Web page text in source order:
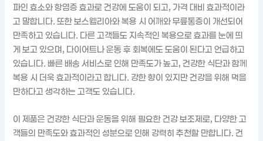
파인 효소와 항염증 효과로 건강에 도움이 되고, 가격 대비 효과적이라
고 말합니다. 또한 보스웰리아와 복용 시 어깨와 무릎통증이 개선되어
만족하고 있습니다. 다른 고객들도 지속적인 복용으로 효과를 눈에 띄
게 보고 있으며, 다이어트나 운동 후 회복에도 도움이 된다고 언급하고
있습니다. 빠른 배송 서비스로 인해 만족도가 높고, 건강한 식단과 함께
복용 시 더욱 효과적이라고 합니다. 강한 향이 있지만 건강을 위해 먹을
만하다고 생각하는 고객도 있습니다.
이 제품은 건강한 식단과 운동을 위해 필요한 건강 보조제로, 다양한 고
객들의 만족도와 효과적인 성분으로 인해 강력히 추천할 만합니다. 건